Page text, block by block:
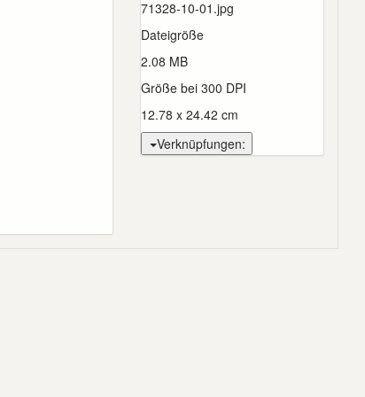
71328-10-01.jpg
Dateigröße
2.08 MB
Größe bei 300 DPI
12.78 x 24.42 cm
Verknüpfungen: